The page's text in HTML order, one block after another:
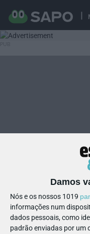
Damos
Nós e os nossos 1019
informações num
dados pessoais, como
padrão enviadas por um